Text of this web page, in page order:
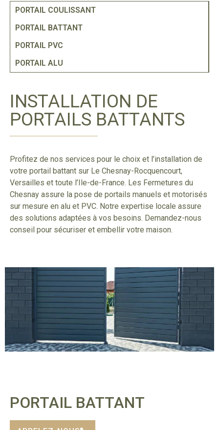
PORTAIL COULISSANT
PORTAIL BATTANT
PORTAIL PVC
PORTAIL ALU
INSTALLATION DE
PORTAILS BATTANTS
Profitez de nos services pour le choix et l’installation de
votre portail battant sur Le Chesnay-Rocquencourt,
Versailles et toute l’Ile-de-France. Les Fermetures du
Chesnay assure la pose de portails manuels et motorisés
sur mesure en alu et PVC. Notre expertise locale assure
des solutions adaptées à vos besoins. Demandez-nous
conseil pour sécuriser et embellir votre maison.
PORTAIL BATTANT